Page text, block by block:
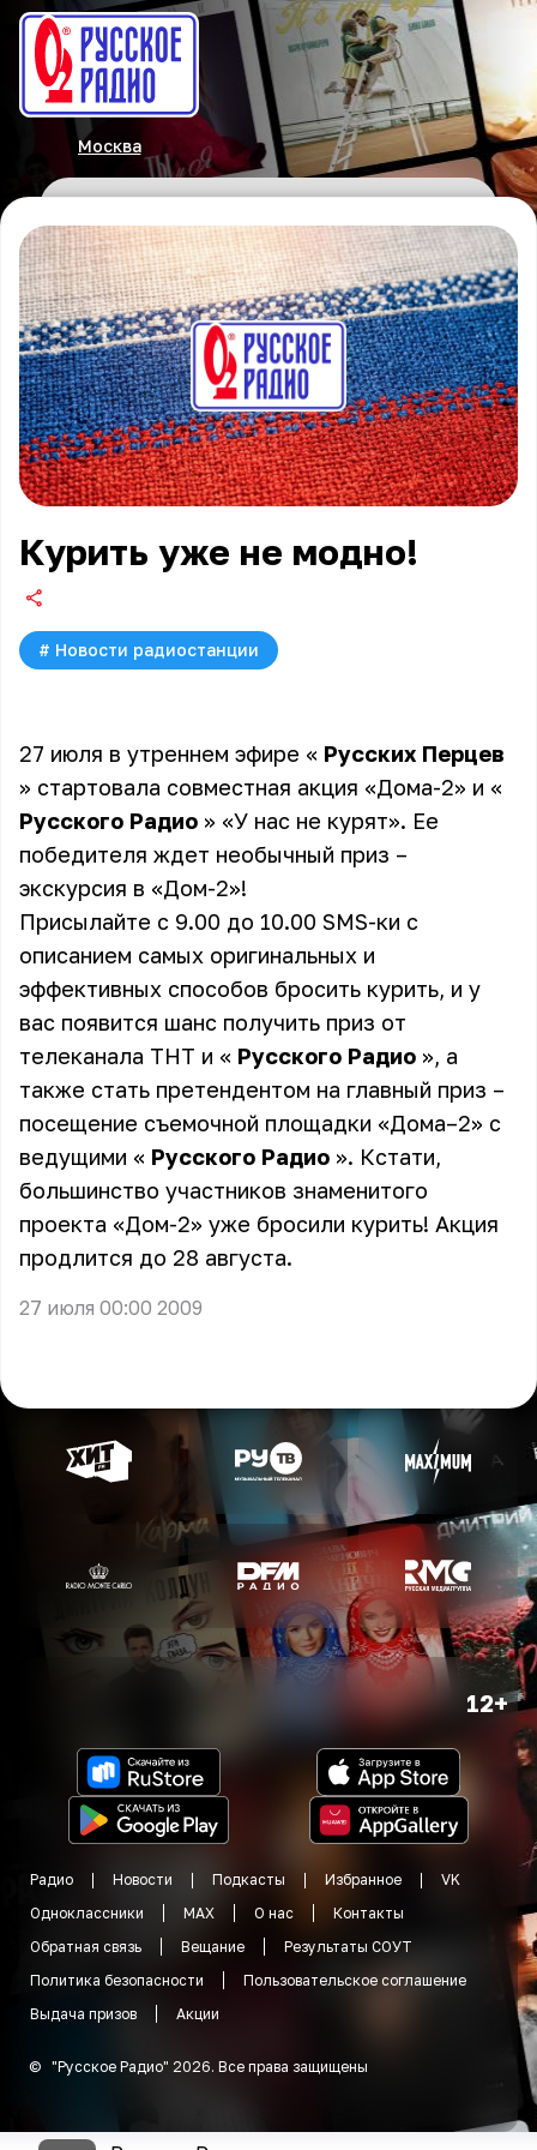
Москва
Курить уже не модно!
# Новости радиостанции
27 июля в утреннем эфире « Русских Перцев
» стартовала совместная акция «Дома-2» и «
Русского Радио » «У нас не курят». Ее
победителя ждет необычный приз –
экскурсия в «Дом-2»!
Присылайте с 9.00 до 10.00 SMS-ки с
описанием самых оригинальных и
эффективных способов бросить курить, и у
вас появится шанс получить приз от
телеканала ТНТ и « Русского Радио », а
также стать претендентом на главный приз –
посещение съемочной площадки «Дома–2» с
ведущими « Русского Радио ». Кстати,
большинство участников знаменитого
проекта «Дом-2» уже бросили курить! Акция
продлится до 28 августа.
27 июля 00:00 2009
12+
Радио Новости Подкасты Избранное
VK
Одноклассники
MAX О нас
Контакты
Обратная связь
Вещание
Результаты СОУТ
Политика безопасности
Пользовательское соглашение
Выдача призов
Акции
© "Русское Радио" 2026. Все права защищены